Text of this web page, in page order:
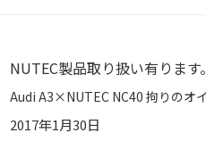
NUTEC製品取り扱い有ります。
2017年1月30日